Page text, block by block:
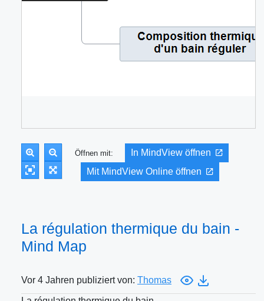
Öffnen mit:
In MindView öffnen
Mit MindView Online öffnen
La régulation thermique du bain -
Mind Map
Vor 4 Jahren publiziert von: Thomas